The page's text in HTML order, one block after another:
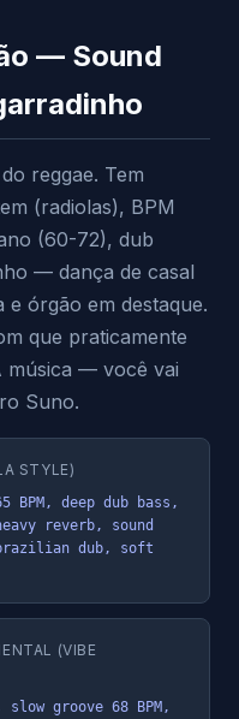
— Sound
reggae. Tem
(radiolas), BPM
(60-72), dub
— dança de casal
órgão em destaque.
que praticamente
música — você vai
Suno.
STYLE)
BPM, deep dub bass,
reverb, sound
dub, soft
(VIBE
groove 68 BPM,